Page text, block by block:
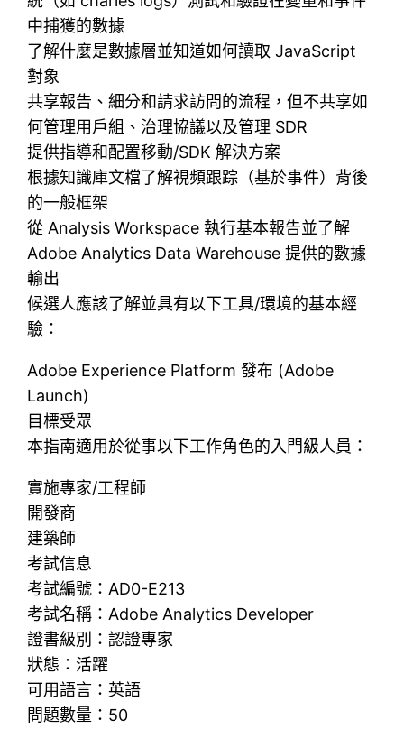
中捕獲的數據
了解什麼是數據層並知道如何讀取 JavaScript
對象
共享報告、細分和請求訪問的流程，但不共享如
何管理用戶組、治理協議以及管理 SDR
提供指導和配置移動/SDK 解決方案
根據知識庫文檔了解視頻跟踪（基於事件）背後
的一般框架
從 Analysis Workspace 執行基本報告並了解
Adob​​e Analytics Data Warehouse 提供的數據
輸出
候選人應該了解並具有以下工具/環境的基本經
驗：
Adobe Experience Platform 發布 (Adobe
Launch)
目標受眾
本指南適用於從事以下工作角色的入門級人員：
實施專家/工程師
開發商
建築師
考試信息
考試編號：AD0-E213
考試名稱：Adobe Analytics Developer
證書級別：認證專家
狀態：活躍
可用語言：英語
問題數量：50